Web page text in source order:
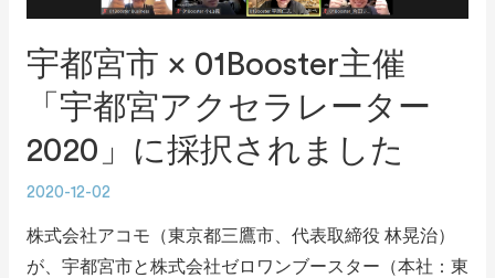
宇都宮市 × 01Booster主催
「宇都宮アクセラレーター
2020」に採択されました
2020-12-02
株式会社アコモ（東京都三鷹市、代表取締役 林晃治）
が、宇都宮市と株式会社ゼロワンブースター（本社：東